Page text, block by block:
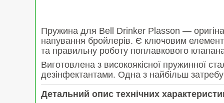
Пружина для Bell Drinker Plasson —
напування бройлерів. Є ключовим
та правильну роботу поплавкового
Виготовлена з високоякісної пружинної
дезінфектантами. Одна з найбільш
Детальний опис технічних